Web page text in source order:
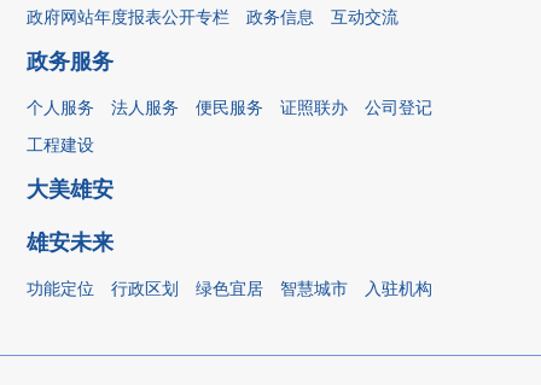
政府网站年度报表公开专栏
政务信息 互动交流
政务服务
个人服务 法人服务 便民服务 证照联办
公司登记
工程建设
大美雄安
雄安未来
功能定位 行政区划 绿色宜居 智慧城市 入驻机构